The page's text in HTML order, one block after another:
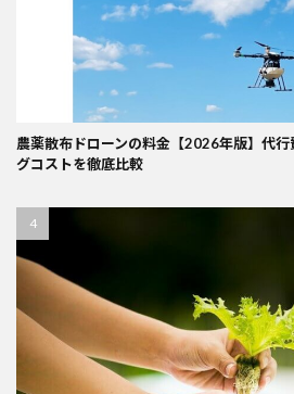
農薬散布ドローンの料金【2026年版】代
グコストを徹底比較